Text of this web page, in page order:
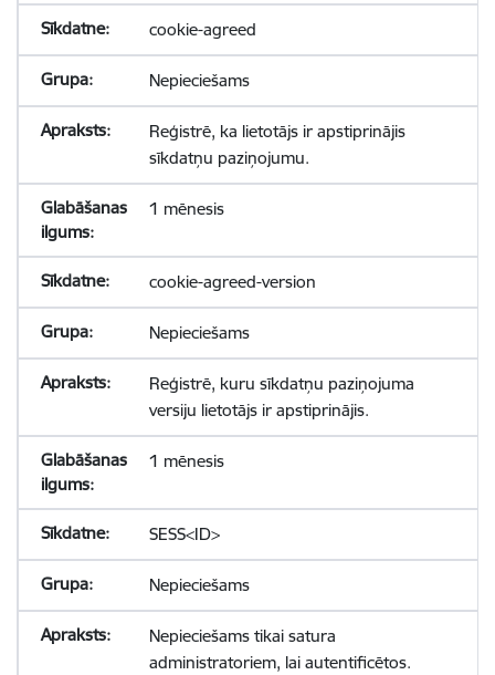
cookie-agreed
Nepieciešams
Reģistrē, ka lietotājs ir apstiprinājis
sīkdatņu paziņojumu.
1 mēnesis
cookie-agreed-version
Nepieciešams
Reģistrē, kuru sīkdatņu paziņojuma
versiju lietotājs ir apstiprinājis.
1 mēnesis
SESS<ID>
Nepieciešams
Nepieciešams tikai satura
administratoriem, lai autentificētos.